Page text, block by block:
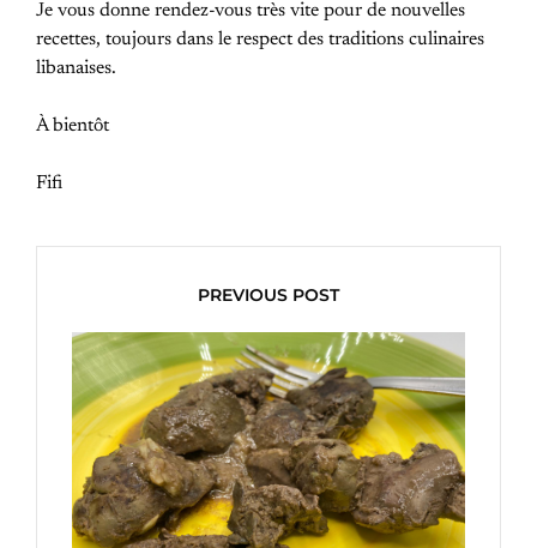
Je vous donne rendez-vous très vite pour de nouvelles
recettes, toujours dans le respect des traditions culinaires
libanaises.
À bientôt
Fifi
PREVIOUS POST